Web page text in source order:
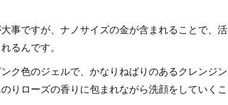
事ですが、ナノサイズの金が含まれることで、活
るんです。
ク色のジェルで、かなりねばりのあるクレンジン
りローズの香りに包まれながら洗顔をしていくこ